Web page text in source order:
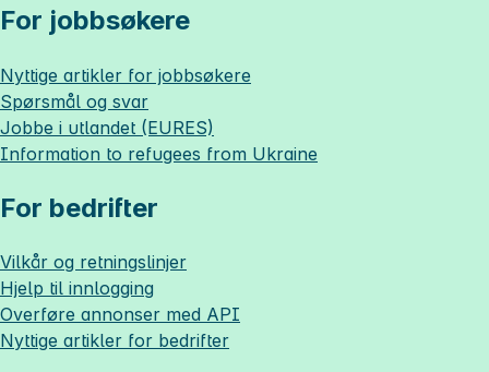
For jobbsøkere
Nyttige artikler for jobbsøkere
Spørsmål og svar
Jobbe i utlandet (EURES)
Information to refugees from Ukraine
For bedrifter
Vilkår og retningslinjer
Hjelp til innlogging
Overføre annonser med API
Nyttige artikler for bedrifter